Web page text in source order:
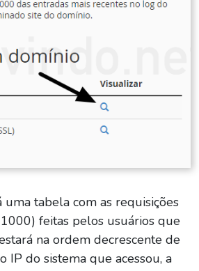
uma tabela com as requisições
feitas pelos usuários que
na ordem decrescente de
IP do sistema que acessou, a